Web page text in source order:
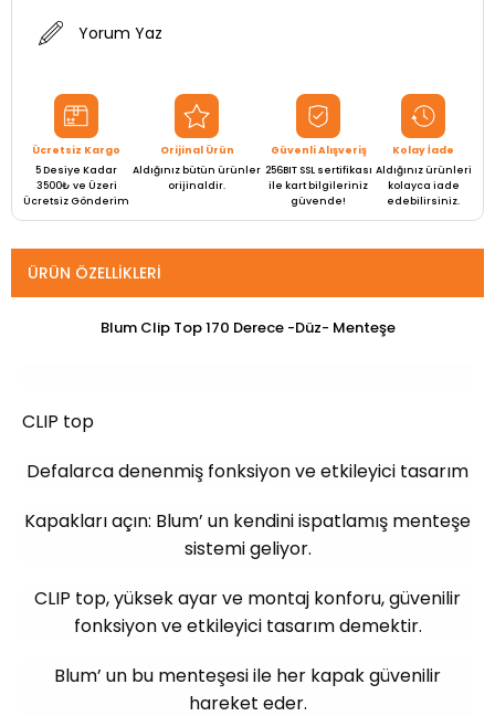
Yorum Yaz
Ücretsiz Kargo
5 Desiye Kadar
3500₺ ve Üzeri
Ücretsiz Gönderim
Orijinal Ürün
Aldığınız bütün ürünler
orijinaldir.
Güvenli Alışveriş
256BIT SSL sertifikası
ile kart bilgileriniz
güvende!
Kolay İade
Aldığınız ürünleri
kolayca iade
edebilirsiniz.
ÜRÜN ÖZELLIKLERI
Blum Clip Top 170 Derece -Düz- Menteşe
CLIP top
Defalarca denenmiş fonksiyon ve etkileyici tasarım
Kapakları açın: Blum’ un kendini ispatlamış menteşe
sistemi geliyor.
CLIP top, yüksek ayar ve montaj konforu, güvenilir
fonksiyon ve etkileyici tasarım demektir.
Blum’ un bu menteşesi ile her kapak güvenilir
hareket eder.